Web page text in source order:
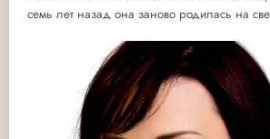
семь лет назад она заново родилась на